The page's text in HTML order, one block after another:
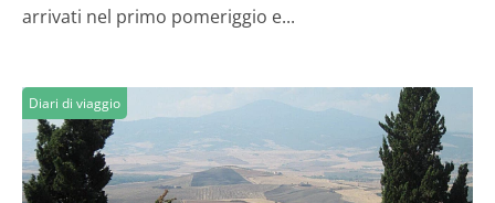
arrivati nel primo pomeriggio e...
Diari di viaggio